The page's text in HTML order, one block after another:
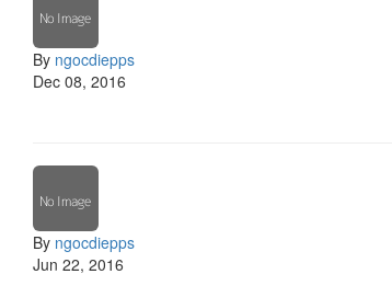
By ngocdiepps
Dec 08, 2016
By ngocdiepps
Jun 22, 2016